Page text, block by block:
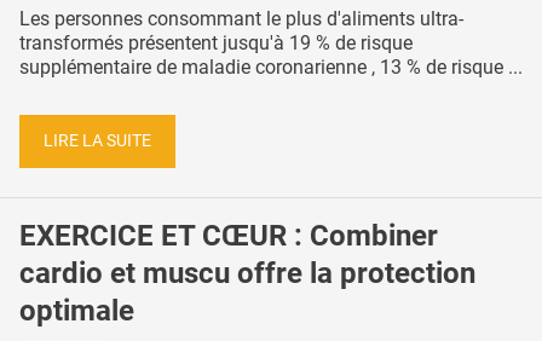
Les personnes consommant le plus d'aliments ultra-
transformés présentent jusqu'à 19 % de risque
supplémentaire de maladie coronarienne , 13 % de risque ...
LIRE LA SUITE
EXERCICE ET CŒUR : Combiner
cardio et muscu offre la protection
optimale